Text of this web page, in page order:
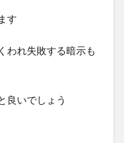
す
われ失敗する暗示も
良いでしょう